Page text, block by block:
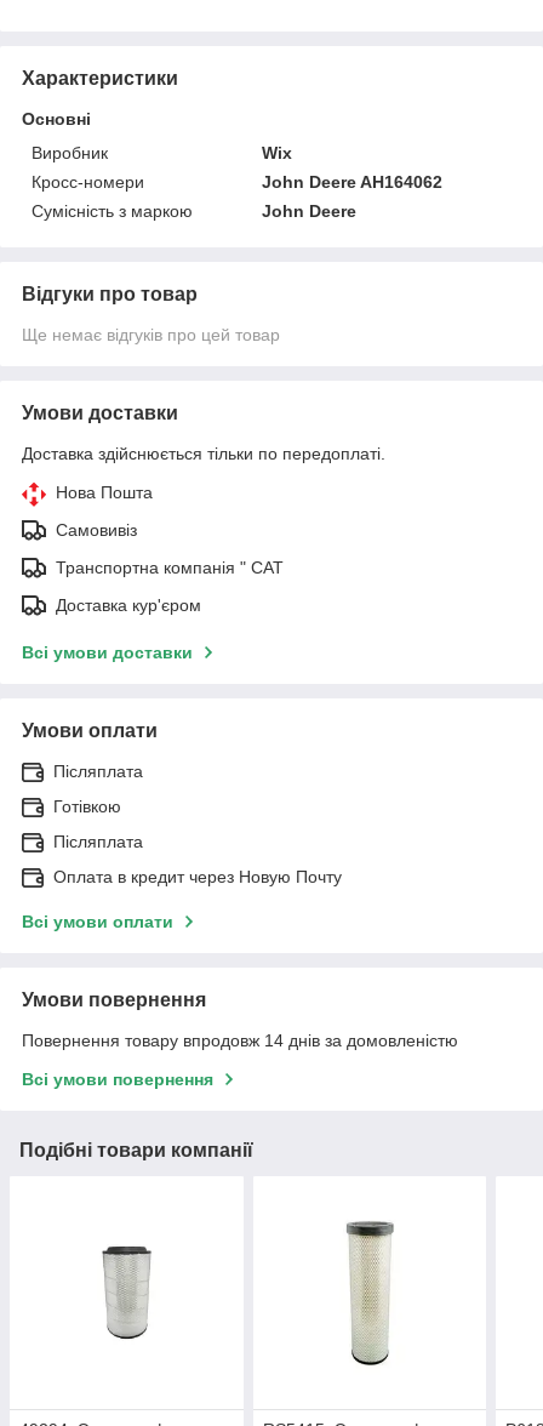
Характеристики
Основні
Виробник
Wix
Кросс-номери
John Deere AH164062
Сумісність з маркою
John Deere
Відгуки про товар
Ще немає відгуків про цей товар
Умови доставки
Доставка здійснюється тільки по передоплаті.
Нова Пошта
Самовивіз
Транспортна компанія " САТ
Доставка кур'єром
Всі умови доставки
Умови оплати
Післяплата
Готівкою
Післяплата
Оплата в кредит через Новую Почту
Всі умови оплати
Умови повернення
Повернення товару впродовж 14 днів за домовленістю
Всі умови повернення
Подібні товари компанії